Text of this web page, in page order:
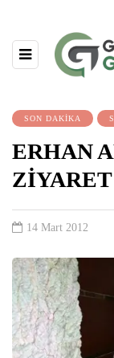
SON DAKİKA
ERHAN
14 Mart 2012